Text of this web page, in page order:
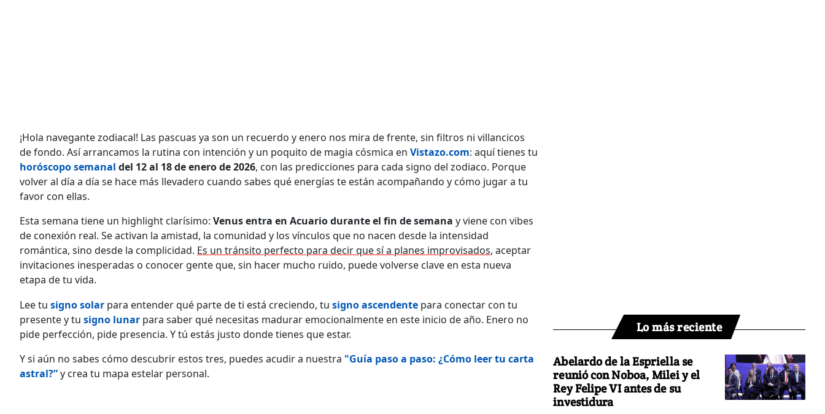
¡Hola navegante zodiacal! Las pascuas ya son un recuerdo y enero nos mira de frente, sin filtros ni villancicos
de fondo. Así arrancamos la rutina con intención y un poquito de magia cósmica en Vistazo.com: aquí tienes tu
horóscopo semanal del 12 al 18 de enero de 2026, con las predicciones para cada signo del zodiaco. Porque
volver al día a día se hace más llevadero cuando sabes qué energías te están acompañando y cómo jugar a tu
favor con ellas.
Esta semana tiene un highlight clarísimo: Venus entra en Acuario durante el fin de semana y viene con vibes
de conexión real. Se activan la amistad, la comunidad y los vínculos que no nacen desde la intensidad
romántica, sino desde la complicidad. Es un tránsito perfecto para decir que sí a planes improvisados, aceptar
invitaciones inesperadas o conocer gente que, sin hacer mucho ruido, puede volverse clave en esta nueva
etapa de tu vida.
Lee tu signo solar para entender qué parte de ti está creciendo, tu signo ascendente para conectar con tu
presente y tu signo lunar para saber qué necesitas madurar emocionalmente en este inicio de año. Enero no
pide perfección, pide presencia. Y tú estás justo donde tienes que estar.
Y si aún no sabes cómo descubrir estos tres, puedes acudir a nuestra "Guía paso a paso: ¿Cómo leer tu carta
astral?”y crea tu mapa estelar personal.
Lo más reciente
Abelardo de la Espriella se
reunió con Noboa, Milei y el
Rey Felipe VI antes de su
investidura